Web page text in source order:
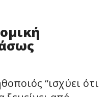
“ισχύει ότι